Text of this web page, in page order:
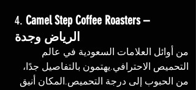
4. Camel Step Coffee Roasters –
الرياض وجدة
من أوائل العلامات السعودية في عالم
التحميص الاحترافي.يهتمون بالتفاصيل جدًا،
من الحبوب إلى درجة التحميص.المكان أنيق